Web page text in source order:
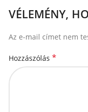
VÉLEMÉNY,
Az e-mail címet nem
Hozzászólás *